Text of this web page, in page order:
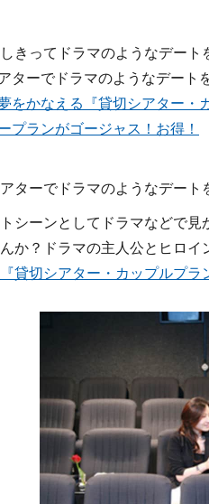
きってドラマのようなデー
ーでドラマのようなデート
をかなえる『貸切シアター・
プランがゴージャス！お得！
ターでドラマのようなデート
シーンとしてドラマなどで
か？ドラマの主人公とヒロ
『貸切シアター・カップルプラ